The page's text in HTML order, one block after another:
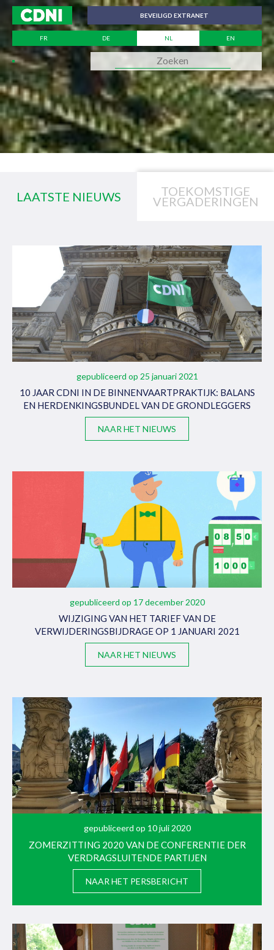
BEVEILIGD EXTRANET
FR DE NL EN
LAATSTE NIEUWS TOEKOMSTIGE
VERGADERINGEN
gepubliceerd op 25 januari 2021
10 JAAR CDNI IN DE BINNENVAARTPRAKTIJK: BALANS
EN HERDENKINGSBUNDEL VAN DE GRONDLEGGERS
NAAR HET NIEUWS
gepubliceerd op 17 december 2020
WIJZIGING VAN HET TARIEF VAN DE
VERWIJDERINGSBIJDRAGE OP 1 JANUARI 2021
NAAR HET NIEUWS
gepubliceerd op 10 juli 2020
ZOMERZITTING 2020 VAN DE CONFERENTIE DER
VERDRAGSLUITENDE PARTIJEN
NAAR HET PERSBERICHT
Cookies beheer paneel